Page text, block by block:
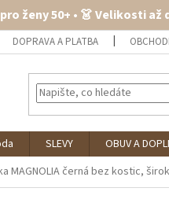
ženy 50+ • 👗 Velikosti
DOPRAVA A PLATBA
SLEVY OBUV A
MAGNOLIA černábez kostic,